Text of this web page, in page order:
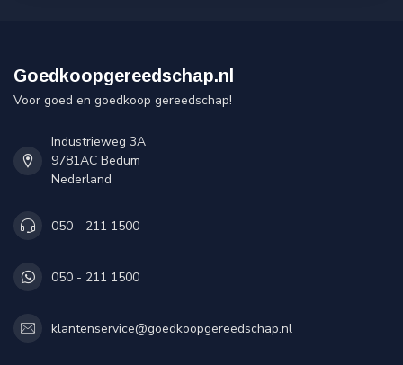
Goedkoopgereedschap.nl
Voor goed en goedkoop gereedschap!
Industrieweg 3A
9781AC Bedum
Nederland
050 - 211 1500
050 - 211 1500
klantenservice@goedkoopgereedschap.nl